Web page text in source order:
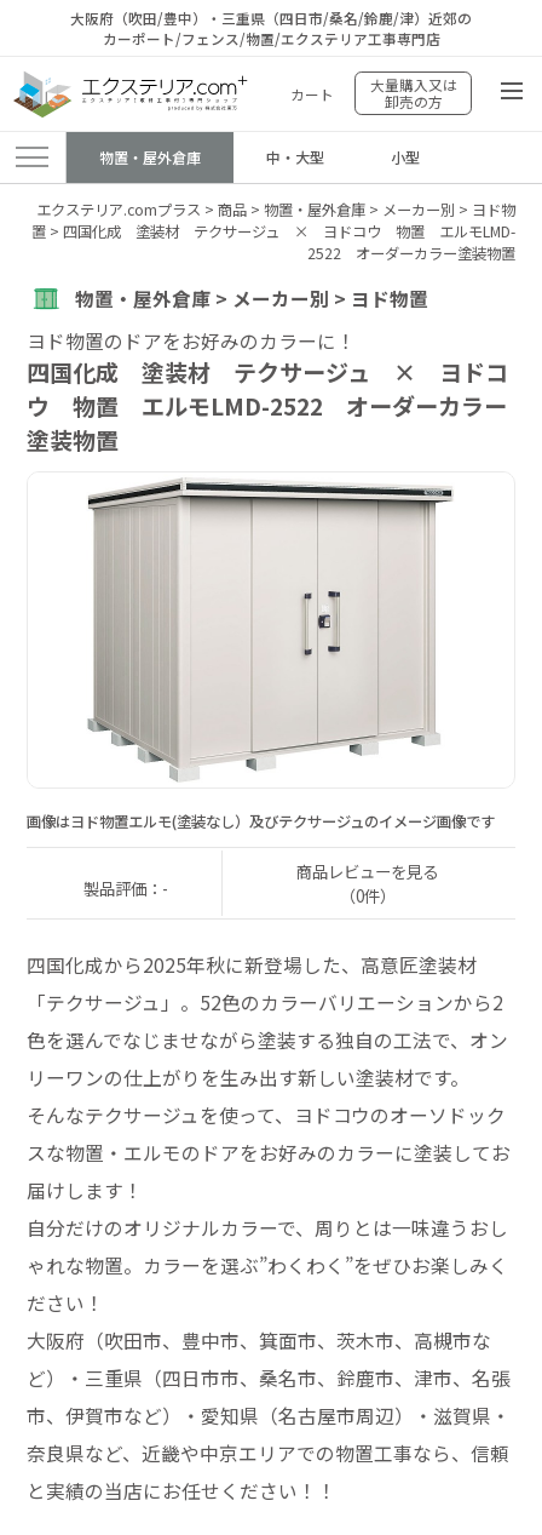
大阪府（吹田/豊中）・三重県（四日市/桑名/鈴鹿/津）近郊の
カーポート/フェンス/物置/エクステリア工事専門店
カート
大量購入又は
卸売の方
物置・屋外倉庫 中・大型 小型
エクステリア.comプラス > 商品> 物置・屋外倉庫> メーカー別 > ヨド物
置> 四国化成 塗装材 テクサージュ × ヨドコウ 物置 エルモLMD-
2522 オーダーカラー塗装物置
物置・屋外倉庫 > メーカー別 > ヨド物置
ヨド物置のドアをお好みのカラーに！
四国化成 塗装材 テクサージュ × ヨドコ
ウ 物置 エルモLMD-2522 オーダーカラー
塗装物置
画像はヨド物置エルモ(塗装なし）及びテクサージュのイメージ画像です
製品評価：-
商品レビューを見る
（0件）
四国化成から2025年秋に新登場した、高意匠塗装材
「テクサージュ」。52色のカラーバリエーションから2
色を選んでなじませながら塗装する独自の工法で、オン
リーワンの仕上がりを生み出す新しい塗装材です。
そんなテクサージュを使って、ヨドコウのオーソドック
スな物置・エルモのドアをお好みのカラーに塗装してお
届けします！
自分だけのオリジナルカラーで、周りとは一味違うおし
ゃれな物置。カラーを選ぶ”わくわく”をぜひお楽しみく
ださい！
大阪府（吹田市、豊中市、箕面市、茨木市、高槻市な
ど）・三重県（四日市市、桑名市、鈴鹿市、津市、名張
市、伊賀市など）・愛知県（名古屋市周辺）・滋賀県・
奈良県など、近畿や中京エリアでの物置工事なら、信頼
と実績の当店にお任せください！！